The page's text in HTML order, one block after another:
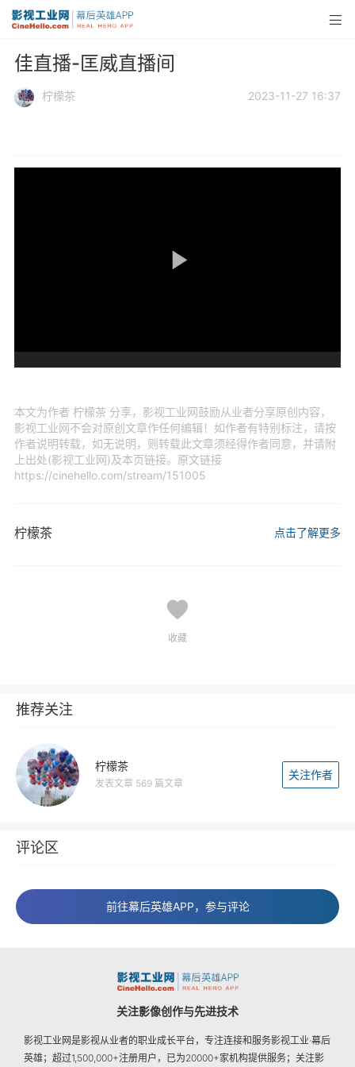
佳直播-匡威直播间
柠檬茶 2023-11-27 16:37
本文为作者 柠檬茶 分享，影视工业网鼓励从业者分享原创内容，
影视工业网不会对原创文章作任何编辑！如作者有特别标注，请按
作者说明转载，如无说明，则转载此文章须经得作者同意，并请附
上出处(影视工业网)及本页链接。原文链接
https://cinehello.com/stream/151005
柠檬茶 点击了解更多
收藏
推荐关注
柠檬茶
发表文章 569 篇文章
关注作者
评论区
前往幕后英雄APP，参与评论
关注影像创作与先进技术
影视工业网是影视从业者的职业成长平台，专注连接和服务影视工业·幕后
英雄；超过1,500,000+注册用户，已为20000+家机构提供服务；关注影